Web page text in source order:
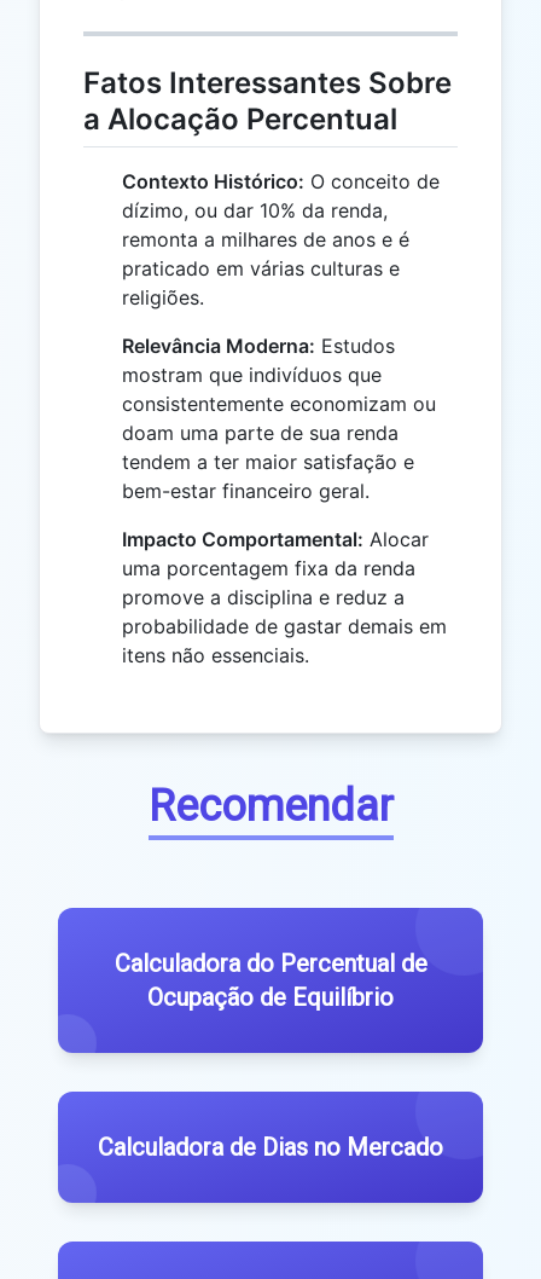
Fatos Interessantes Sobre
a Alocação Percentual
Contexto Histórico: O conceito de
dízimo, ou dar 10% da renda,
remonta a milhares de anos e é
praticado em várias culturas e
religiões.
Relevância Moderna: Estudos
mostram que indivíduos que
consistentemente economizam ou
doam uma parte de sua renda
tendem a ter maior satisfação e
bem-estar financeiro geral.
Impacto Comportamental: Alocar
uma porcentagem fixa da renda
promove a disciplina e reduz a
probabilidade de gastar demais em
itens não essenciais.
Recomendar
Calculadora do Percentual de
Ocupação de Equilíbrio
Calculadora de Dias no Mercado